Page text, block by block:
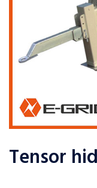
Tensor